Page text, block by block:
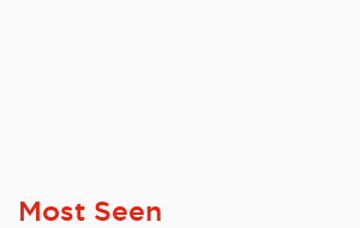
Most Seen